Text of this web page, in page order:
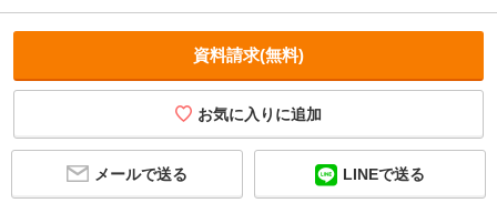
資料請求(無料)
メールで送る LINEで送る